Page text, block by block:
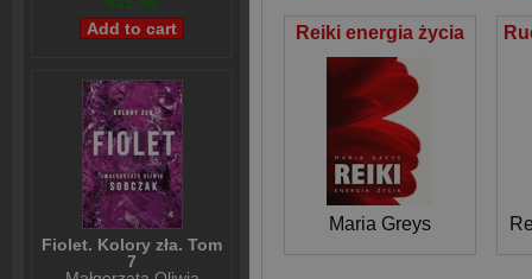
Fiolet. Kolory zła. Tom
7
Reiki energia życia
Maria Greys